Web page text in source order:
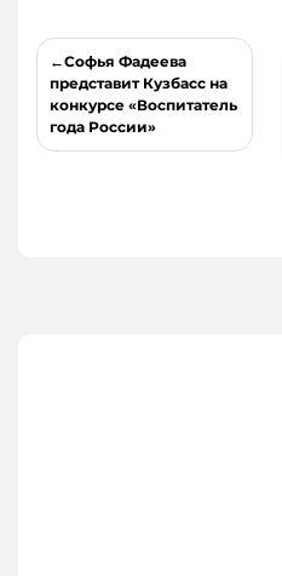
Навигация
по
записям
Софья Фадеева
представит Кузбасс на
конкурсе «Воспитатель
года России»